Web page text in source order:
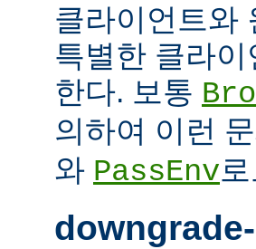
클라이언트와
특별한 클라
한다. 보통
의하여 이런
와 PassEnv